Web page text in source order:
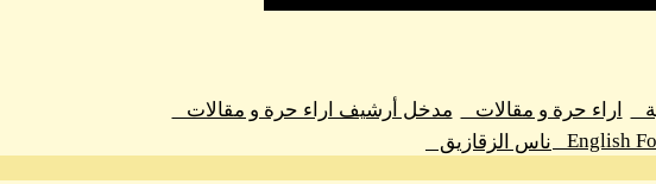
اراء حرة و مقالات
مدخل أرشيف اراء حرة و مقالات
English
ناس الزقازيق